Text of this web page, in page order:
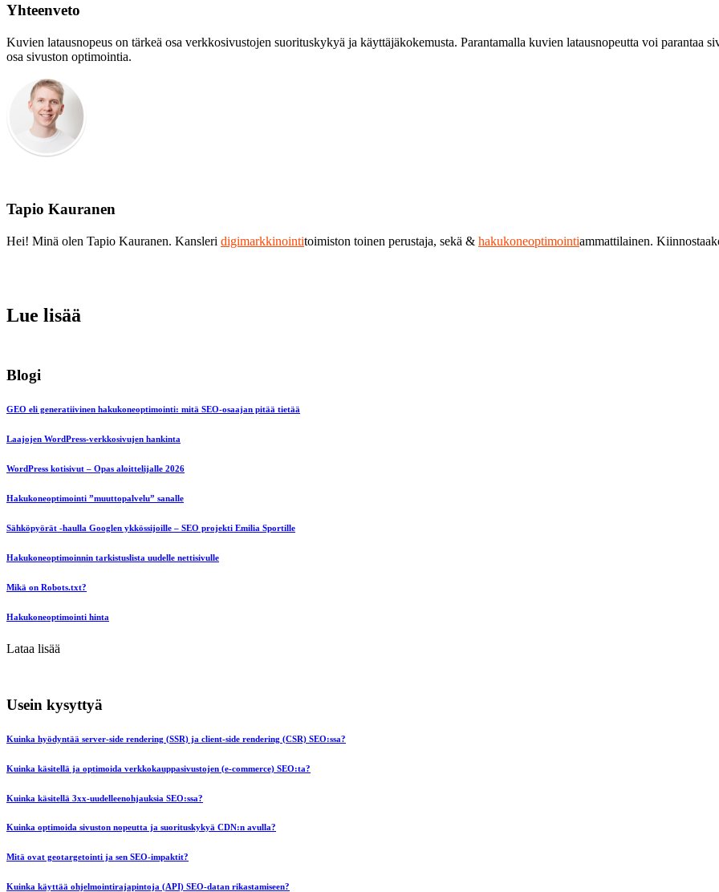
Yhteenveto
Kuvien latausnopeus on tärkeä osa verkkosivustojen suorituskykyä ja käyttäjäkokemusta. Parantamalla kuvien latausnopeutta voi parantaa
osa sivuston optimointia.
Tapio Kauranen
Hei! Minä olen Tapio Kauranen. Kansleri digimarkkinointitoimiston toinen perustaja, sekä & hakukoneoptimointiammattilainen.
Lue lisää
Blogi
GEO eli generatiivinen hakukoneoptimointi: mitä SEO-osaajan pitää tietää
Laajojen WordPress-verkkosivujen hankinta
WordPress kotisivut – Opas aloittelijalle 2026
Hakukoneoptimointi ”muuttopalvelu” sanalle
Sähköpyörät -haulla Googlen ykkössijoille – SEO projekti Emilia Sportille
Hakukoneoptimoinnin tarkistuslista uudelle nettisivulle
Mikä on Robots.txt?
Hakukoneoptimointi hinta
Lataa lisää
Usein kysyttyä
Kuinka hyödyntää server-side rendering (SSR) ja client-side rendering (CSR) SEO:ssa?
Kuinka käsitellä ja optimoida verkkokauppasivustojen (e-commerce) SEO:ta?
Kuinka käsitellä 3xx-uudelleenohjauksia SEO:ssa?
Kuinka optimoida sivuston nopeutta ja suorituskykyä CDN:n avulla?
Mitä ovat geotargetointi ja sen SEO-impaktit?
Kuinka käyttää ohjelmointirajapintoja (API) SEO-datan rikastamiseen?